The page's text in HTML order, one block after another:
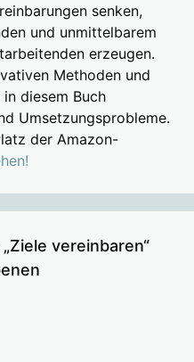
senken,
und unmittelbarem
erzeugen.
Methoden und
diesem Buch
Umsetzungsprobleme.
der Amazon-
vereinbaren“